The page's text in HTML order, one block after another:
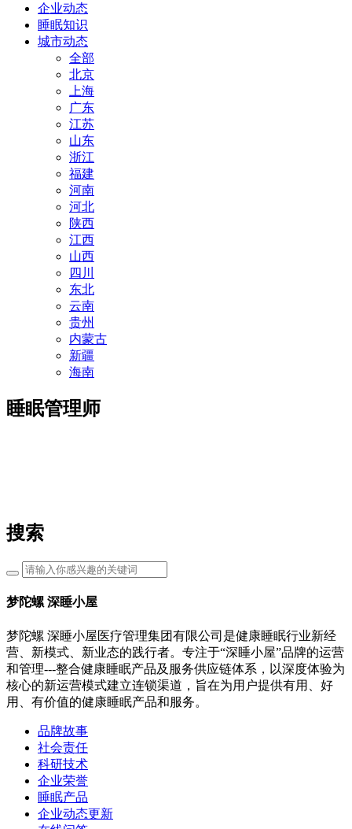
企业动态
睡眠知识
城市动态
全部
北京
上海
广东
江苏
山东
浙江
福建
河南
河北
陕西
江西
山西
四川
东北
云南
贵州
内蒙古
新疆
海南
睡眠管理师
搜索
梦陀螺 深睡小屋
梦陀螺 深睡小屋医疗管理集团有限公司是健康睡眠行业新经
营、新模式、新业态的践行者。专注于“深睡小屋”品牌的运营
和管理---整合健康睡眠产品及服务供应链体系，以深度体验为
核心的新运营模式建立连锁渠道，旨在为用户提供有用、好
用、有价值的健康睡眠产品和服务。
品牌故事
社会责任
科研技术
企业荣誉
睡眠产品
企业动态更新